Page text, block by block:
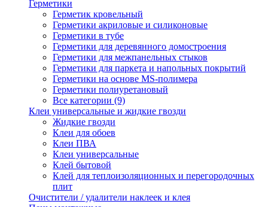
Герметики
Герметик кровельный
Герметики акриловые и силиконовые
Герметики в тубе
Герметики для деревянного домостроения
Герметики для межпанельных стыков
Герметики для паркета и напольных покрытий
Герметики на основе MS-полимера
Герметики полиуретановый
Все категории (9)
Клеи универсальные и жидкие гвозди
Жидкие гвозди
Клеи для обоев
Клеи ПВА
Клеи универсальные
Клей бытовой
Клей для теплоизоляционных и перегородочных
плит
Очистители / удалители наклеек и клея